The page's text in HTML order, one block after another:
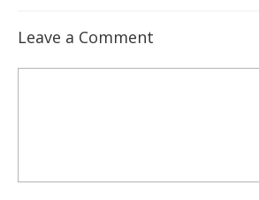
Leave a Comment